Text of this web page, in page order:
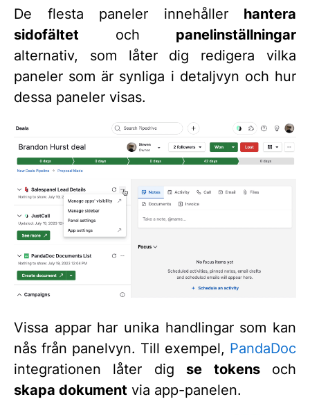
De flesta paneler innehåller hantera
sidofältet och panelinställningar
alternativ, som låter dig redigera vilka
paneler som är synliga i detaljvyn och hur
dessa paneler visas.
Vissa appar har unika handlingar som kan
nås från panelvyn. Till exempel, PandaDoc
integrationen låter digse tokensoch
skapa dokument via app-panelen.